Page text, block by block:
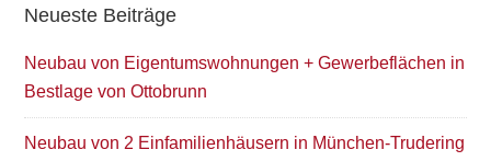
Neueste Beiträge
Neubau von Eigentumswohnungen + Gewerbeflächen in
Bestlage von Ottobrunn
Neubau von 2 Einfamilienhäusern in München-Trudering